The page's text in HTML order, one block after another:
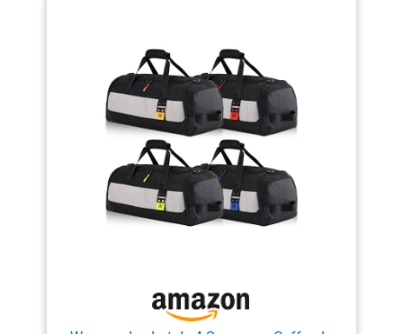
60 x 42 x Très léger, solide, résistant aux
éclaboussures et avec fond imperméable grâce au
revêtement en PVC ✅ 1 compartiment principal et 2
poches latérales par sac pour une bonne organisation
du bagage - Facile à transporter avec des poignées et
une bandoulière